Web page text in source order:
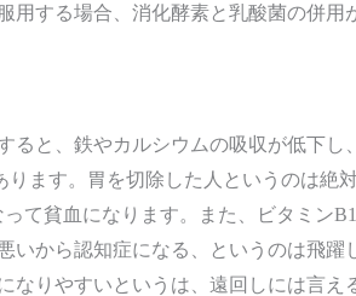
用する場合、消化酵素と乳酸菌の併用
ると、鉄やカルシウムの吸収が低下
ります。胃を切除した人というのは絶
て貧血になります。また、ビタミン
いから認知症になる、というのは飛
なりやすいというは、遠回しには言え